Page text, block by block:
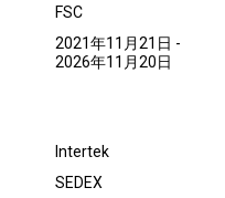
FSC
2021年11月21日 -
2026年11月20日
Intertek
SEDEX